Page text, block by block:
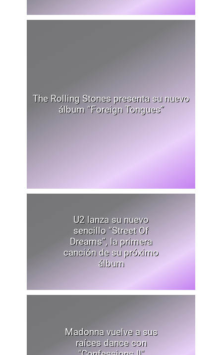
The Rolling Stones presenta su nuevo
álbum “Foreign Tongues”
U2 lanza su nuevo
sencillo “Street Of
Dreams”, la primera
canción de su próximo
álbum
Madonna vuelve a sus
raíces dance con